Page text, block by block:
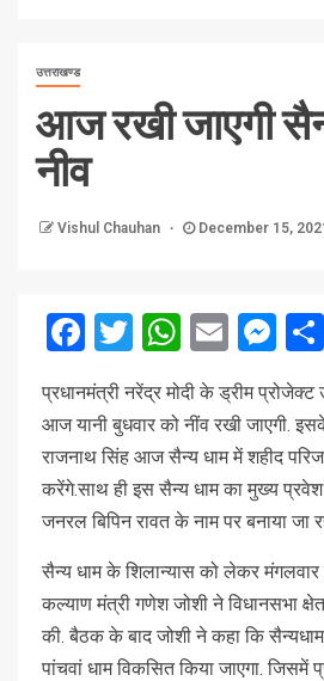
उत्तराखण्ड
आज रखी जाएगी
नीव
Vishul Chauhan December 15,
Facebook
TwitterEmail
प्रधानमंत्री नरेंद्र मोदी के ड्रीम
आज यानी बुधवार को नींव रखी जाएगी.
राजनाथ सिंह आज सैन्य धाम में शहीद
करेंगे.साथ ही इस सैन्य धाम का मुख्य
जनरल बिपिन रावत के नाम पर बनाया जा
सैन्य धाम के शिलान्यास को लेकर
कल्याण मंत्री गणेश जोशी ने विधानसभा
की. बैठक के बाद जोशी ने कहा कि
पांचवां धाम विकसित किया जाएगा. जिसमें